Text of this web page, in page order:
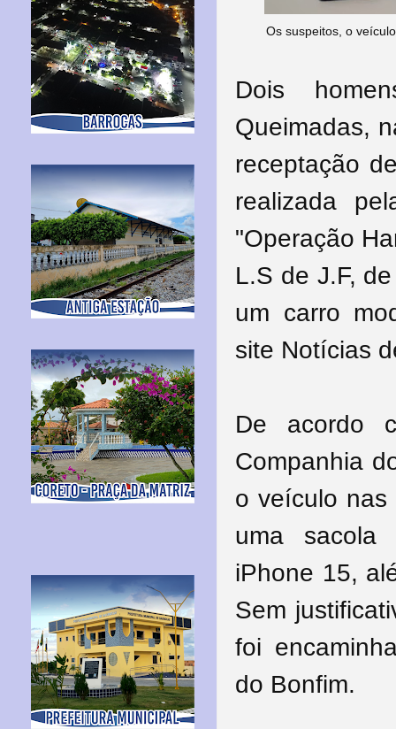
Os suspeitos, o
Dois
Queimadas,
receptação
realizada
"Operação
L.S de J.F,
um carro
site Notícias
De acordo
Companhia
o veículo nas
uma sacola
iPhone 15,
Sem
foi
do Bonfim.